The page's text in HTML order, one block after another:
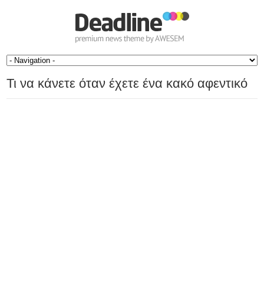
Τι να κάνετε όταν έχετε ένα κακό αφεντικό